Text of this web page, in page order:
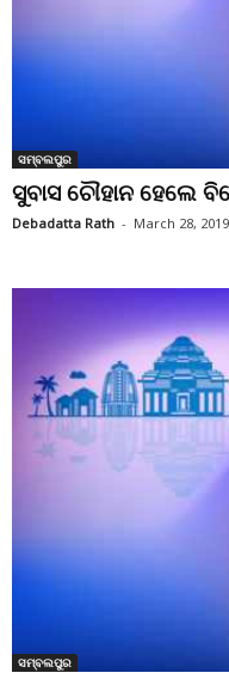
ସମ୍ବଲପୁର
ସୁବାସ ଚୌହାନ ହେଲେ
Debadatta Rath - March 28, 2019
ସମ୍ବଲପୁର